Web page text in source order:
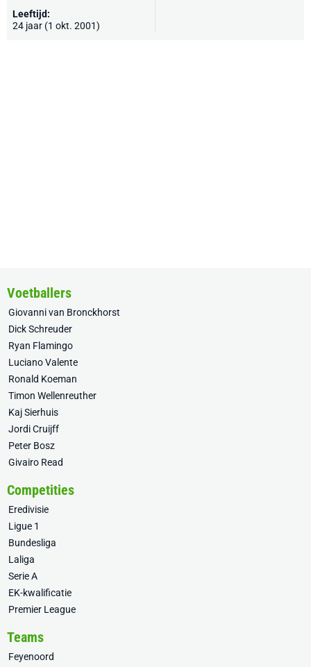
Leeftijd:
24 jaar (1 okt. 2001)
Voetballers
Giovanni van Bronckhorst
Dick Schreuder
Ryan Flamingo
Luciano Valente
Ronald Koeman
Timon Wellenreuther
Kaj Sierhuis
Jordi Cruijff
Peter Bosz
Givairo Read
Competities
Eredivisie
Ligue 1
Bundesliga
Laliga
Serie A
EK-kwalificatie
Premier League
Teams
Feyenoord